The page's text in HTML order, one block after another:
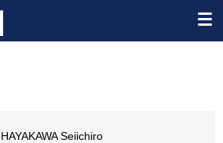
HAYAKAWA Seiichiro